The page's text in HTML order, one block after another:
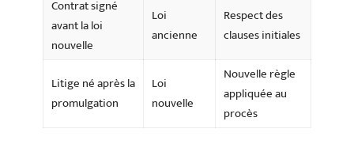
Contrat signé
avant la loi
nouvelle
Loi
ancienne
Respect des
clauses initiales
Litige né après la
promulgation
Loi
nouvelle
Nouvelle règle
appliquée au
procès